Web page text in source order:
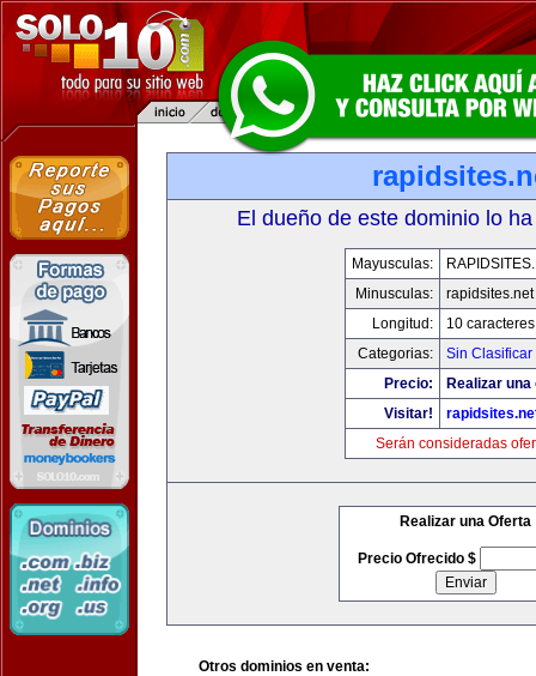
El dueño de este dominio lo
Mayusculas:
Minusculas:
rapidsites.net
Longitud:
10 caracteres
Categorias:
Sin Clasificar
Precio:
Realizar
Visitar!
Serán consideradas
Realizar una Oferta
Precio Ofrecido $
Otros dominios en venta: